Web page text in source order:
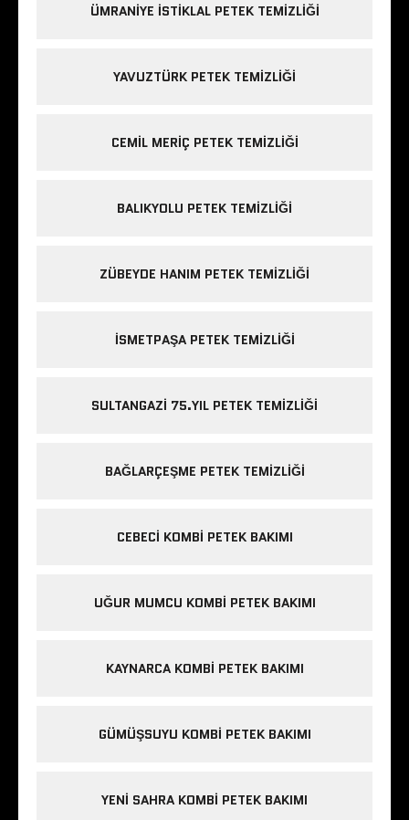
ÜMRANIYE ISTIKLAL PETEK TEMIZLIĞI
YAVUZTÜRK PETEK TEMIZLIĞI
CEMIL MERIÇ PETEK TEMIZLIĞI
BALIKYOLU PETEK TEMIZLIĞI
ZÜBEYDE HANIM PETEK TEMIZLIĞI
ISMETPAŞA PETEK TEMIZLIĞI
SULTANGAZI 75.YIL PETEK TEMIZLIĞI
BAĞLARÇEŞME PETEK TEMIZLIĞI
CEBECI KOMBI PETEK BAKIMI
UĞUR MUMCU KOMBI PETEK BAKIMI
KAYNARCA KOMBI PETEK BAKIMI
GÜMÜŞSUYU KOMBI PETEK BAKIMI
YENI SAHRA KOMBI PETEK BAKIMI